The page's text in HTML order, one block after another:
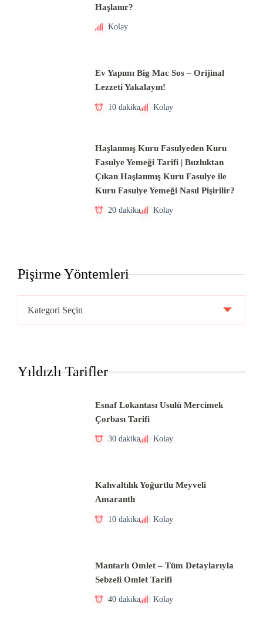
Haşlanır?
Kolay
Ev Yapımı Big Mac Sos – Orijinal
Lezzeti Yakalayın!
10 dakika Kolay
Haşlanmış Kuru Fasulyeden Kuru
Fasulye Yemeği Tarifi | Buzluktan
Çıkan Haşlanmış Kuru Fasulye ile
Kuru Fasulye Yemeği Nasıl Pişirilir?
20 dakika Kolay
Pişirme Yöntemleri
Yöntemleri
Yıldızlı Tarifler
Esnaf Lokantası Usulü Mercimek
Çorbası Tarifi
30 dakika Kolay
Kahvaltılık Yoğurtlu Meyveli
Amaranth
10 dakika Kolay
Mantarlı Omlet – Tüm Detaylarıyla
Sebzeli Omlet Tarifi
40 dakika Kolay